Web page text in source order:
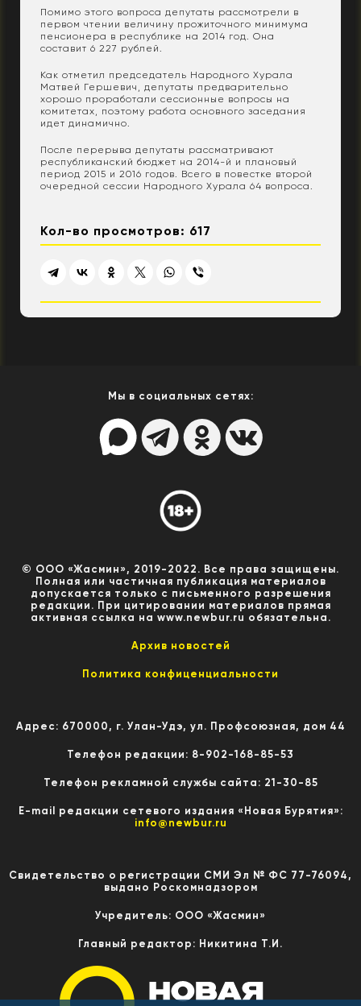
Помимо этого вопроса депутаты рассмотрели в
первом чтении величину прожиточного минимума
пенсионера в республике на 2014 год. Она
составит 6 227 рублей.
Как отметил председатель Народного Хурала
Матвей Гершевич, депутаты предварительно
хорошо проработали сессионные вопросы на
комитетах, поэтому работа основного заседания
идет динамично.
После перерыва депутаты рассматривают
республиканский бюджет на 2014-й и плановый
период 2015 и 2016 годов. Всего в повестке второй
очередной сессии Народного Хурала 64 вопроса.
Кол-во просмотров: 617
Мы в социальных сетях:
© ООО «Жасмин», 2019-2022. Все права защищены.
Полная или частичная публикация материалов
допускается только с письменного разрешения
редакции. При цитировании материалов прямая
активная ссылка на www.newbur.ru обязательна.
Архив новостей
Политика конфиценциальности
Адрес: 670000, г. Улан-Удэ, ул. Профсоюзная, дом 44
Телефон редакции: 8-902-168-85-53
Телефон рекламной службы сайта: 21-30-85
E-mail редакции сетевого издания «Новая Бурятия»:
info@newbur.ru
Свидетельство о регистрации СМИ Эл № ФС 77-76094,
выдано Роскомнадзором
Учредитель: ООО «Жасмин»
Главный редактор: Никитина Т.И.